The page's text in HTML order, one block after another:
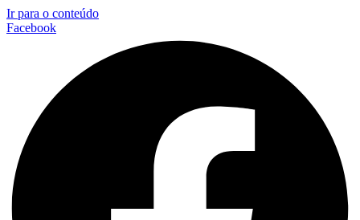
Ir para o conteúdo
Facebook